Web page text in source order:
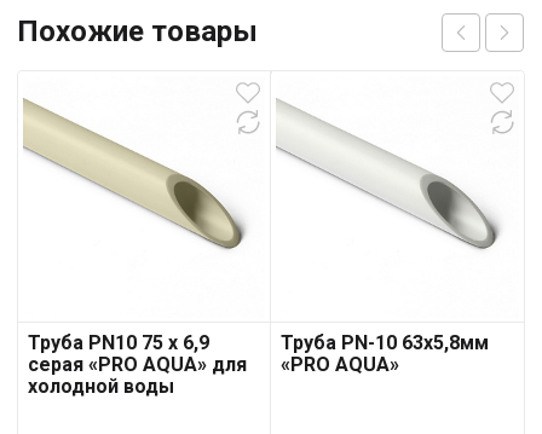
Похожие товары
Труба PN10 75 x 6,9
серая «PRO AQUA» для
холодной воды
Труба PN-10 63х5,8мм
«PRO AQUA»